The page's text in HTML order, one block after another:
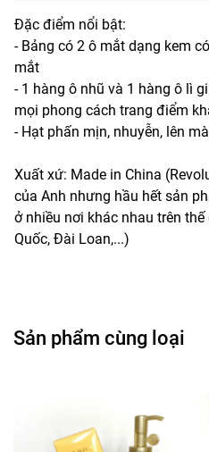
Đặc điểm nổi bật:
- Bảng có 2 ô mắt dạng kem
mắt
- 1 hàng ô nhũ và 1 hàng ô lì
mọi phong cách trang điểm
- Hạt phấn mịn, nhuyễn, lên
Xuất xứ: Made in China
của Anh nhưng hầu hết sản
ở nhiều nơi khác nhau trên
Quốc, Đài Loan,...)
Sản phẩm cùng loại